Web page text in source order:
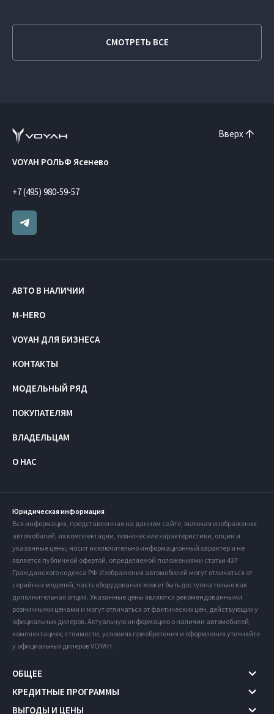
СМОТРЕТЬ ВСЕ
Вверх
VOYAH РОЛЬФ Ясенево
+7 (495) 980-59-57
АВТО В НАЛИЧИИ
M-HERO
VOYAH ДЛЯ БИЗНЕСА
КОНТАКТЫ
МОДЕЛЬНЫЙ РЯД
ПОКУПАТЕЛЯМ
ВЛАДЕЛЬЦАМ
О НАС
Юридическая информация
Вся информация, представленная на данном сайте, включая изображения
автомобилей, их комплектации, технические характеристики, опции и
указанные цены, носит исключительно информационный характер и не
является публичной офертой, определяемой положениями статьи 437
Гражданского кодекса РФ. Изображения автомобилей могут отличаться от
серийных моделей, часть оборудования может быть доступна только как
дополнительная опция. Указанные цены являются рекомендованными
розничными ценами и могут отличаться от фактических цен, действующих у
официальных дилеров. Актуальную информацию о наличии автомобилей,
комплектациях, стоимости, условиях приобретения и оформления уточняйте
у официальных дилеров VOYAH.
ОБЩЕЕ
КРЕДИТНЫЕ ПРОГРАММЫ
ВЫГОДЫ И ЦЕНЫ